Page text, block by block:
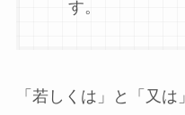
す。
「若しくは」と「又